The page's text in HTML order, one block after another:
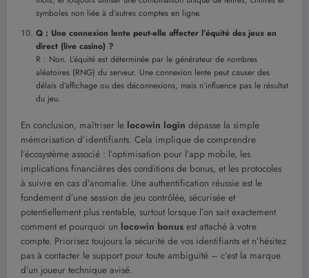
symboles non liée à d’autres comptes en ligne.
Q : Une connexion lente peut-elle affecter l’équité des jeux en
direct (live casino) ?
R : Non. L’équité est déterminée par le générateur de nombres
aléatoires (RNG) du serveur. Une connexion lente peut causer des
délais d’affichage ou des déconnexions, mais n’influence pas le résultat
du jeu.
En conclusion, maîtriser le locowin login dépasse la simple
mémorisation d’identifiants. Cela implique de comprendre
l’écosystème associé : l’optimisation pour l’app mobile, les
implications financières des conditions de bonus, et les protocoles
à suivre en cas d’anomalie. Une authentification réussie est le
fondement d’une session de jeu contrôlée, sécurisée et
potentiellement plus rentable, surtout lorsque l’on sait exactement
comment et pourquoi un locowin bonus est attaché à votre
compte. Priorisez toujours la sécurité de vos identifiants et n’hésitez
pas à contacter le support pour toute ambiguïté – c’est la marque
d’un joueur technique avisé.